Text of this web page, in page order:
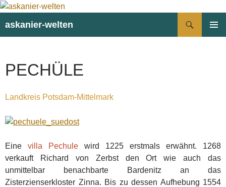
askanier-welten
PECHÜLE
Landkreis Potsdam-Mittelmark
Eine villa Pechule wird 1225 erstmals erwähnt. 1268
verkauft Richard von Zerbst den Ort wie auch das
unmittelbar benachbarte Bardenitz an das
Zisterzienserkloster Zinna. Bis zu dessen Aufhebung 1554